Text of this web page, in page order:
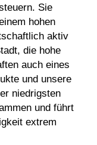
Sie
hohen
aktiv
die hohe
auch eines
und unsere
niedrigsten
und führt
extrem